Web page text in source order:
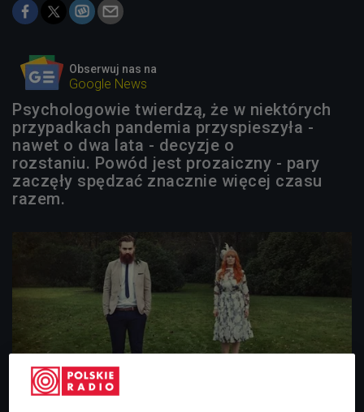
Obserwuj nas na
Google News
Psychologowie twierdzą, że w niektórych
przypadkach pandemia przyspieszyła -
nawet o dwa lata - decyzje o
rozstaniu. Powód jest prozaiczny - pary
zaczęły spędzać znacznie więcej czasu
razem.